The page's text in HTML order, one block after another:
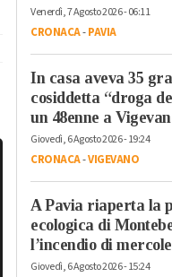
Venerdì, 7 Agosto 2026 - 06:11
CRONACA-PAVIA
In casa aveva 35
cosiddetta “droga
un 48enne a
Giovedì, 6 Agosto 2026 - 19:24
CRONACA-VIGEVANO
A Pavia riaperta la
ecologica di
l’incendio di
Giovedì, 6 Agosto 2026 - 15:24